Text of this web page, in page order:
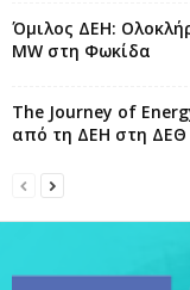
Όμιλος ΔΕΗ:
MW στη Φωκίδα
The Journey of
από τη ΔΕΗ στη ΔΕΘ